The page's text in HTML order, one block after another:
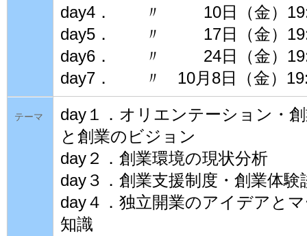
day4． 〃 10日（金）
day5． 〃 17日（金）
day6． 〃 24日（金）
day7． 〃 10月8日（金）
テーマ
day１．オリエンテーション・
と創業のビジョン
day２．創業環境の現状分析
day３．創業支援制度・創業体験
day４．独立開業のアイデアと
知識